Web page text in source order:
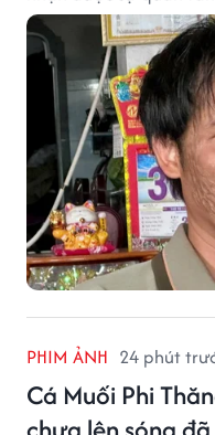
PHIM ẢNH 24 phút
Cá Muối Phi